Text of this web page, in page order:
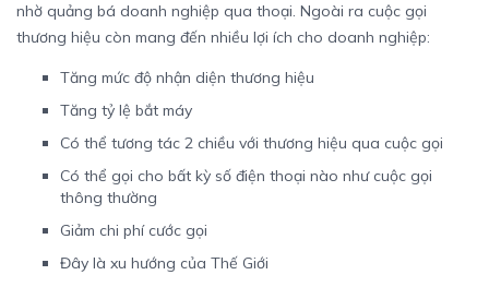
nhờ quảng bá doanh nghiệp qua thoại. Ngoài ra cuộc gọi
thương hiệu còn mang đến nhiều lợi ích cho doanh nghiệp:
Tăng mức độ nhận diện thương hiệu
Tăng tỷ lệ bắt máy
Có thể tương tác 2 chiều với thương hiệu qua cuộc gọi
Có thể gọi cho bất kỳ số điện thoại nào như cuộc gọi
thông thường
Giảm chi phí cước gọi
Đây là xu hướng của Thế Giới